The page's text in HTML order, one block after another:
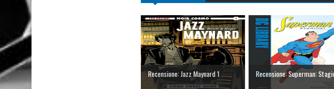
Recensione: Jazz Maynard 1 Recensione: Superman: